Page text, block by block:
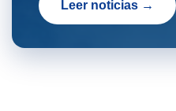
Leer noticias →